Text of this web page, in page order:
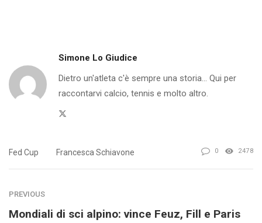
Simone Lo Giudice
Dietro un'atleta c'è sempre una storia... Qui per
raccontarvi calcio, tennis e molto altro.
Fed Cup Francesca Schiavone 0 2478
PREVIOUS
Mondiali di sci alpino: vince Feuz, Fill e Paris